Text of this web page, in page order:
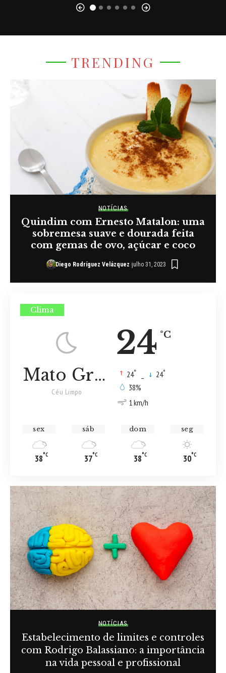
TRENDING
NOTÍCIAS
Quindim com Ernesto Matalon: uma
sobremesa suave e dourada feita
com gemas de ovo, açúcar e coco
Diego Rodríguez Velázquez julho 31, 2023
Clima
24 °C
Mato Grosso
Céu Limpo
24° 24°
38%
1 km/h
sex
38°C
sáb
37°C
dom
38°C
seg
30°C
NOTÍCIAS
Estabelecimento de limites e controles
com Rodrigo Balassiano: a importância
na vida pessoal e profissional